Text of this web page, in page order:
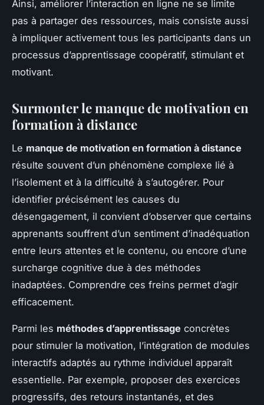
Ainsi, améliorer l’interaction en ligne ne se limite
pas à partager des ressources, mais consiste aussi
à impliquer activement tous les participants dans un
processus d’apprentissage coopératif, stimulant et
motivant.
Surmonter le manque de motivation en
formation à distance
Le manque de motivation en formation à distance
résulte souvent d’un phénomène complexe lié à
l’isolement et à la difficulté à s’autogérer. Pour
identifier précisément les causes du
désengagement, il convient d’observer que certains
apprenants souffrent d’un sentiment d’inadéquation
entre leurs attentes et le contenu, ou encore d’une
surcharge cognitive due à des méthodes
inadaptées. Comprendre ces freins permet d’agir
efficacement.
Parmi les méthodes d’apprentissage concrètes
pour stimuler la motivation, l’intégration de modules
interactifs adaptés au rythme individuel apparaît
essentielle. Par exemple, proposer des exercices
progressifs, des retours instantanés, et des